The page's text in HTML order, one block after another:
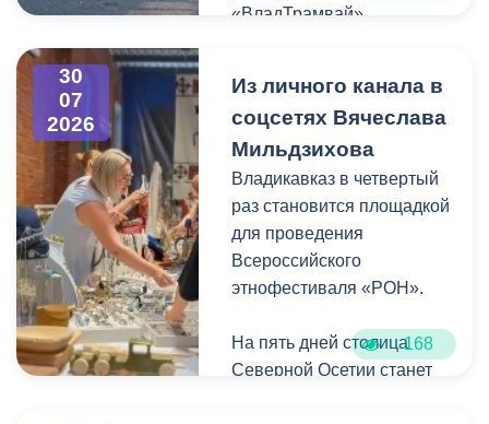
и всех неравнодушных
гуманитарной помощи для
бойцов.
Мой канал в Макс.
«ВладТрамвай».
проездной, необходимо
сдать фотографию 3×4 в
администрацию своей
школы. Проездной будет
действовать до конца
календарного года.
Пользоваться проездным
удостоверением может
которого он оформлен.
30
07
2026
Из личного канала в
соцсетях Вячеслава
Мильдзихова
Владикавказ в четвертый
раз становится площадкой
для проведения
Всероссийского
этнофестиваля «РОН».
На пять дней столица
Северной Осетии станет
168